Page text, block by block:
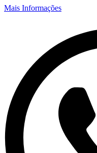
Mais Informações